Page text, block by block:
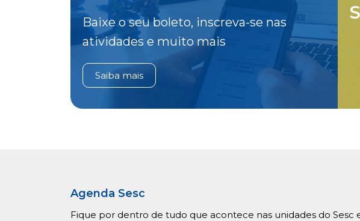
Baixe o seu boleto, inscreva-se nas
atividades e muito mais
Saiba mais
Agenda Sesc
Fique por dentro de tudo que acontece nas unidades do Sesc